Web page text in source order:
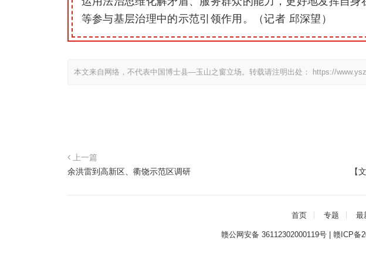
等参与基层治理中的示范引领作用。（记者 邱深望）
本文来自网络，不代表中国博士县—玉山之窗立场。转载请注明出处： https://
上一篇
余洪雷到高新区、衢饶示范区调研
【
首页 专题 最
赣公网安备 36112302000119号 赣ICP备